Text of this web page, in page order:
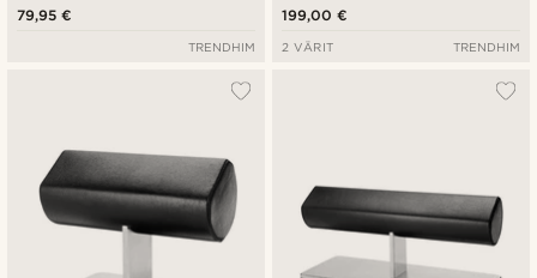
79,95 €
TRENDHIM
199,00 €
2 VÄRIT TRENDHIM